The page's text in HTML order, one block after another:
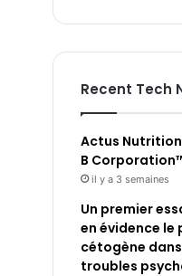
Recent Tech
Actus
B
il y a 3 semaines
Un premier
en évidence
cétogène
troubles